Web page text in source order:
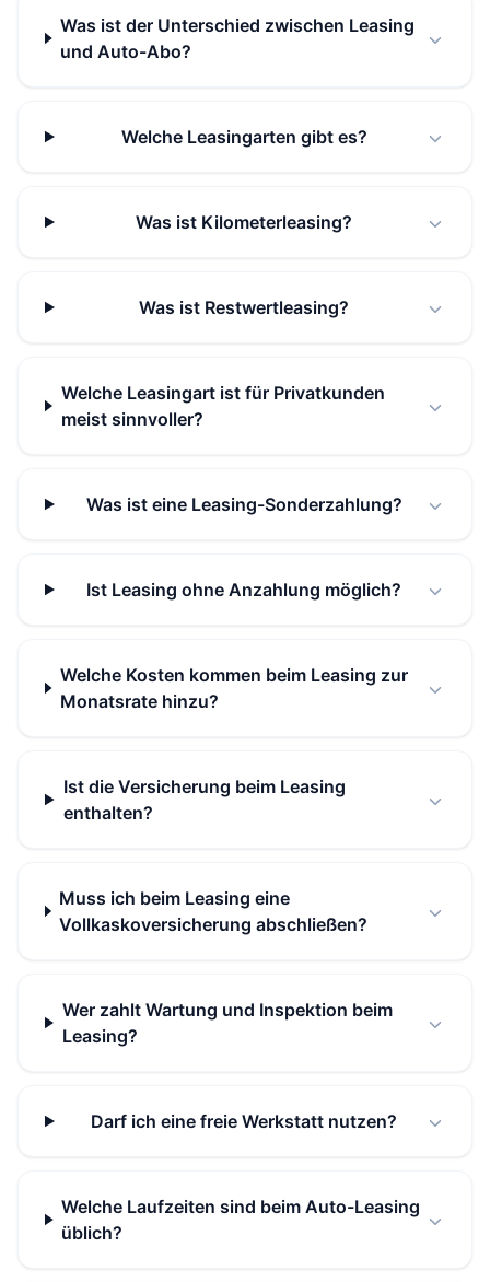
Was ist der Unterschied zwischen Leasing
und Auto-Abo?
Welche Leasingarten gibt es?
Was ist Kilometerleasing?
Was ist Restwertleasing?
Welche Leasingart ist für Privatkunden
meist sinnvoller?
Was ist eine Leasing-Sonderzahlung?
Ist Leasing ohne Anzahlung möglich?
Welche Kosten kommen beim Leasing zur
Monatsrate hinzu?
Ist die Versicherung beim Leasing
enthalten?
Muss ich beim Leasing eine
Vollkaskoversicherung abschließen?
Wer zahlt Wartung und Inspektion beim
Leasing?
Darf ich eine freie Werkstatt nutzen?
Welche Laufzeiten sind beim Auto-Leasing
üblich?